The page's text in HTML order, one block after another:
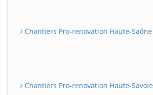
Chantiers Pro-renovation Haute-Saône
Chantiers Pro-renovation Haute-Savoie